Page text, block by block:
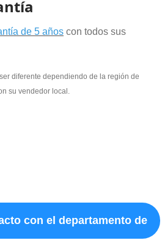
de 5 años con todos sus
diferente dependiendo de la región de
su vendedor local.
con el departamento de